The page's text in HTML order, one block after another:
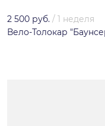
2 500 руб. / 1 неделя
Вело-Толокар